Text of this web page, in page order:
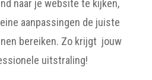
naar je website te kijken,
aanpassingen de juiste
bereiken. Zo krijgt jouw
uitstraling!